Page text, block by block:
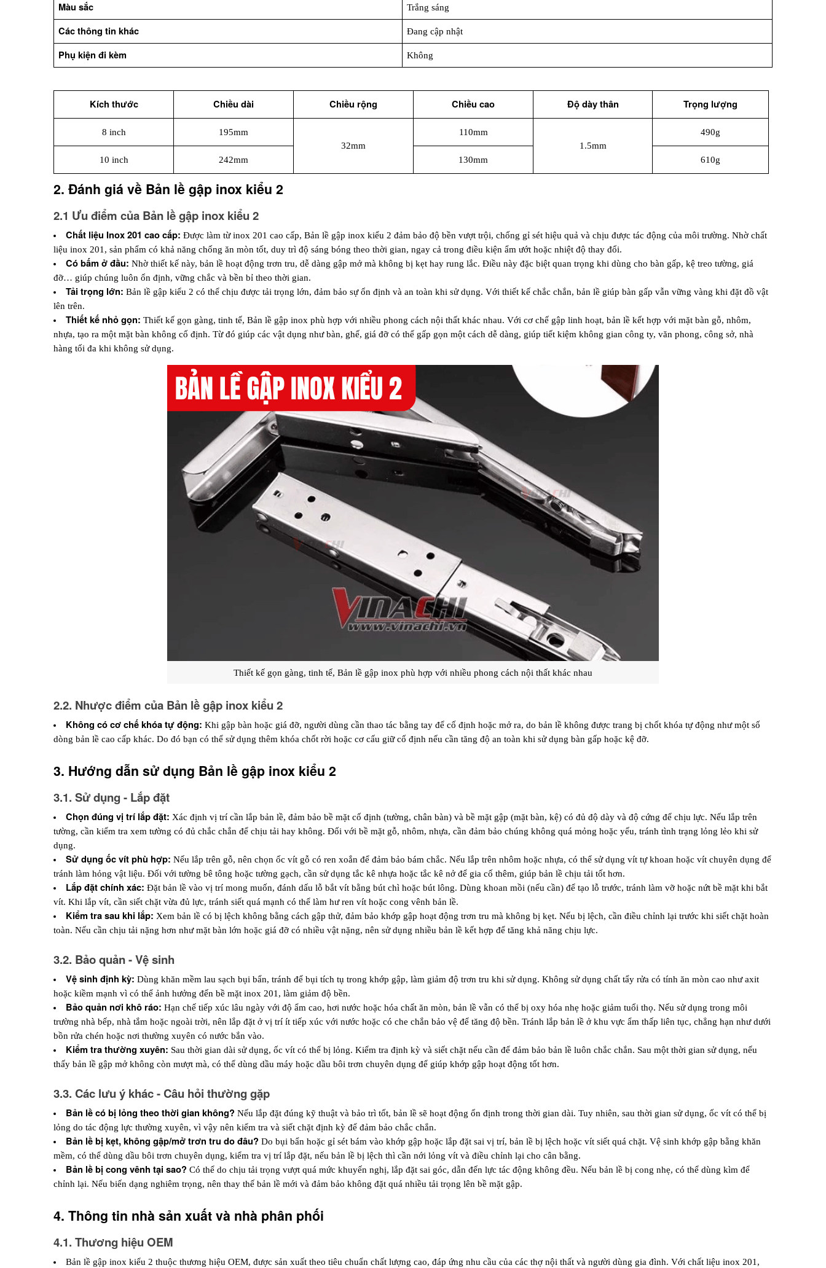
Màu sắc Trắng sáng
Các thông tin khác Đang cập nhật
Phụ kiện đi kèm Không
Kích thước Chiều dài Chiều rộng Chiều cao Độ dày thân Trọng lượng
8 inch
195mm
32mm
110mm
1.5mm
490g
10 inch 242mm 130mm 610g
2. Đánh giá về Bản lề gập inox kiểu 2
2.1 Ưu điểm của Bản lề gập inox kiểu 2
Chất liệu Inox 201 cao cấp: Được làm từ inox 201 cao cấp, Bản lề gập inox kiểu 2 đảm bảo độ bền vượt trội, chống gỉ sét hiệu quả và chịu được tác động của môi trường. Nhờ chất
liệu inox 201, sản phẩm có khả năng chống ăn mòn tốt, duy trì độ sáng bóng theo thời gian, ngay cả trong điều kiện ẩm ướt hoặc nhiệt độ thay đổi.
Có bấm ở đầu: Nhờ thiết kế này, bản lề hoạt động trơn tru, dễ dàng gập mở mà không bị kẹt hay rung lắc. Điều này đặc biệt quan trọng khi dùng cho bàn gấp, kệ treo tường, giá
đỡ… giúp chúng luôn ổn định, vững chắc và bền bỉ theo thời gian.
Tải trọng lớn: Bản lề gập kiểu 2 có thể chịu được tải trọng lớn, đảm bảo sự ổn định và an toàn khi sử dụng. Với thiết kế chắc chắn, bản lề giúp bàn gấp vẫn vững vàng khi đặt đồ vật
lên trên.
Thiết kế nhỏ gọn: Thiết kế gọn gàng, tinh tế, Bản lề gập inox phù hợp với nhiều phong cách nội thất khác nhau. Với cơ chế gập linh hoạt, bản lề kết hợp với mặt bàn gỗ, nhôm,
nhựa, tạo ra một mặt bàn không cố định. Từ đó giúp các vật dụng như bàn, ghế, giá đỡ có thể gấp gọn một cách dễ dàng, giúp tiết kiệm không gian công ty, văn phong, công sở, nhà
hàng tối đa khi không sử dụng.
Thiết kế gọn gàng, tinh tế, Bản lề gập inox phù hợp với nhiều phong cách nội thất khác nhau
2.2. Nhược điểm của Bản lề gập inox kiểu 2
Không có cơ chế khóa tự động: Khi gập bàn hoặc giá đỡ, người dùng cần thao tác bằng tay để cố định hoặc mở ra, do bản lề không được trang bị chốt khóa tự động như một số
dòng bản lề cao cấp khác. Do đó bạn có thể sử dụng thêm khóa chốt rời hoặc cơ cấu giữ cố định nếu cần tăng độ an toàn khi sử dụng bàn gấp hoặc kệ đỡ.
3. Hướng dẫn sử dụng Bản lề gập inox kiểu 2
3.1. Sử dụng - Lắp đặt
Chọn đúng vị trí lắp đặt: Xác định vị trí cần lắp bản lề, đảm bảo bề mặt cố định (tường, chân bàn) và bề mặt gập (mặt bàn, kệ) có đủ độ dày và độ cứng để chịu lực. Nếu lắp trên
tường, cần kiểm tra xem tường có đủ chắc chắn để chịu tải hay không. Đối với bề mặt gỗ, nhôm, nhựa, cần đảm bảo chúng không quá mỏng hoặc yếu, tránh tình trạng lỏng lẻo khi sử
dụng.
Sử dụng ốc vít phù hợp: Nếu lắp trên gỗ, nên chọn ốc vít gỗ có ren xoắn để đảm bảo bám chắc. Nếu lắp trên nhôm hoặc nhựa, có thể sử dụng vít tự khoan hoặc vít chuyên dụng để
tránh làm hỏng vật liệu. Đối với tường bê tông hoặc tường gạch, cần sử dụng tắc kê nhựa hoặc tắc kê nở để gia cố thêm, giúp bản lề chịu tải tốt hơn.
Lắp đặt chính xác: Đặt bản lề vào vị trí mong muốn, đánh dấu lỗ bắt vít bằng bút chì hoặc bút lông. Dùng khoan mồi (nếu cần) để tạo lỗ trước, tránh làm vỡ hoặc nứt bề mặt khi bắt
vít. Khi lắp vít, cần siết chặt vừa đủ lực, tránh siết quá mạnh có thể làm hư ren vít hoặc cong vênh bản lề.
Kiểm tra sau khi lắp: Xem bản lề có bị lệch không bằng cách gập thử, đảm bảo khớp gập hoạt động trơn tru mà không bị kẹt. Nếu bị lệch, cần điều chỉnh lại trước khi siết chặt hoàn
toàn. Nếu cần chịu tải nặng hơn như mặt bàn lớn hoặc giá đỡ có nhiều vật nặng, nên sử dụng nhiều bản lề kết hợp để tăng khả năng chịu lực.
3.2. Bảo quản - Vệ sinh
Vệ sinh định kỳ: Dùng khăn mềm lau sạch bụi bẩn, tránh để bụi tích tụ trong khớp gập, làm giảm độ trơn tru khi sử dụng. Không sử dụng chất tẩy rửa có tính ăn mòn cao như axit
hoặc kiềm mạnh vì có thể ảnh hưởng đến bề mặt inox 201, làm giảm độ bền.
Bảo quản nơi khô ráo: Hạn chế tiếp xúc lâu ngày với độ ẩm cao, hơi nước hoặc hóa chất ăn mòn, bản lề vẫn có thể bị oxy hóa nhẹ hoặc giảm tuổi thọ. Nếu sử dụng trong môi
trường nhà bếp, nhà tắm hoặc ngoài trời, nên lắp đặt ở vị trí ít tiếp xúc với nước hoặc có che chắn bảo vệ để tăng độ bền. Tránh lắp bản lề ở khu vực ẩm thấp liên tục, chẳng hạn như dưới
bồn rửa chén hoặc nơi thường xuyên có nước bắn vào.
Kiểm tra thường xuyên: Sau thời gian dài sử dụng, ốc vít có thể bị lỏng. Kiểm tra định kỳ và siết chặt nếu cần để đảm bảo bản lề luôn chắc chắn. Sau một thời gian sử dụng, nếu
thấy bản lề gập mở không còn mượt mà, có thể dùng dầu máy hoặc dầu bôi trơn chuyên dụng để giúp khớp gập hoạt động tốt hơn.
3.3. Các lưu ý khác - Câu hỏi thường gặp
Bản lề có bị lỏng theo thời gian không? Nếu lắp đặt đúng kỹ thuật và bảo trì tốt, bản lề sẽ hoạt động ổn định trong thời gian dài. Tuy nhiên, sau thời gian sử dụng, ốc vít có thể bị
lỏng do tác động lực thường xuyên, vì vậy nên kiểm tra và siết chặt định kỳ để đảm bảo chắc chắn.
Bản lề bị kẹt, không gập/mở trơn tru do đâu? Do bụi bẩn hoặc gỉ sét bám vào khớp gập hoặc lắp đặt sai vị trí, bản lề bị lệch hoặc vít siết quá chặt. Vệ sinh khớp gập bằng khăn
mềm, có thể dùng dầu bôi trơn chuyên dụng, kiểm tra vị trí lắp đặt, nếu bản lề bị lệch thì cần nới lỏng vít và điều chỉnh lại cho cân bằng.
Bản lề bị cong vênh tại sao? Có thể do chịu tải trọng vượt quá mức khuyến nghị, lắp đặt sai góc, dẫn đến lực tác động không đều. Nếu bản lề bị cong nhẹ, có thể dùng kìm để
chỉnh lại. Nếu biến dạng nghiêm trọng, nên thay thế bản lề mới và đảm bảo không đặt quá nhiều tải trọng lên bề mặt gập.
4. Thông tin nhà sản xuất và nhà phân phối
4.1. Thương hiệu OEM
Bản lề gập inox kiểu 2 thuộc thương hiệu OEM, được sản xuất theo tiêu chuẩn chất lượng cao, đáp ứng nhu cầu của các thợ nội thất và người dùng gia đình. Với chất liệu inox 201,